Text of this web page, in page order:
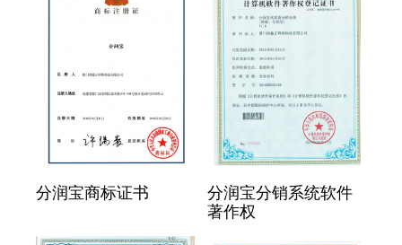
分润宝商标证书
分润宝分销系统软件
著作权